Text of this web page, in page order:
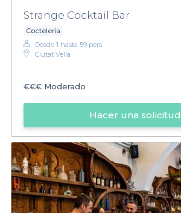
Strange Cocktail Bar
Coctelería
Desde 1 hasta 59 pers.
Ciutat Vella
€€€ Moderado
Hacer una solicitud